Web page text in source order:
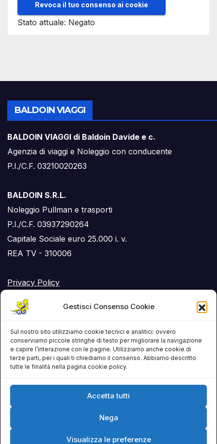
Gestisci Consenso Cookie
Sul nostro sito utilizziamo cookie tecnici e analitici: ovvero
conserviamo piccole stringhe di testo per migliorare la navigazione
e capire l’interazione con le pagine. Utilizziamo anche cookie di
terze parti, per i quali ti chiediamo il consenso. Abbiamo descritto
tutte le finalità nella pagina cookie policy.
Accetta tutti
Nega
Visualizza le preferenze
Revoca il tuo consenso ai cookie
Stato attuale: Negato
BALDOIN VIAGGI
BALDOIN VIAGGI di Baldoin Davide e c.
Agenzia di viaggi e Noleggio con conducente
P.I./C.F. 03210020263
BALDOIN S.R.L.
Noleggio Pullman e trasporti
P.I./C.F. 03937290264
Capitale Sociale euro 25.000 i. v.
REA TV - 310006
Privacy Policy
Cookie Policy (UE)
RSS Feed